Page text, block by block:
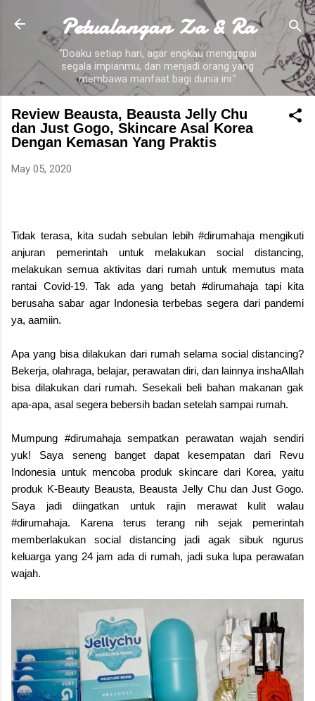
Skip to main content
Petualangan Za & Ra
"Doaku setiap hari, agar engkau menggapai
segala impianmu, dan menjadi orang yang
membawa manfaat bagi dunia ini."
Review Beausta, Beausta Jelly Chu
dan Just Gogo, Skincare Asal Korea
Dengan Kemasan Yang Praktis
May 05, 2020
Tidak terasa, kita sudah sebulan lebih #dirumahaja mengikuti
anjuran pemerintah untuk melakukan social distancing,
melakukan semua aktivitas dari rumah untuk memutus mata
rantai Covid-19. Tak ada yang betah #dirumahaja tapi kita
berusaha sabar agar Indonesia terbebas segera dari pandemi
ya, aamiin.
Apa yang bisa dilakukan dari rumah selama social distancing?
Bekerja, olahraga, belajar, perawatan diri, dan lainnya inshaAllah
bisa dilakukan dari rumah. Sesekali beli bahan makanan gak
apa-apa, asal segera bebersih badan setelah sampai rumah.
Mumpung #dirumahaja sempatkan perawatan wajah sendiri
yuk! Saya seneng banget dapat kesempatan dari Revu
Indonesia untuk mencoba produk skincare dari Korea, yaitu
produk K-Beauty Beausta, Beausta Jelly Chu dan Just Gogo.
Saya jadi diingatkan untuk rajin merawat kulit walau
#dirumahaja. Karena terus terang nih sejak pemerintah
memberlakukan social distancing jadi agak sibuk ngurus
keluarga yang 24 jam ada di rumah, jadi suka lupa perawatan
wajah.